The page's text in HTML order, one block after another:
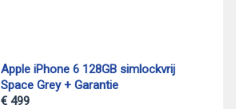
Apple iPhone 6 128GB simlockvrij
Space Grey + Garantie
€ 499